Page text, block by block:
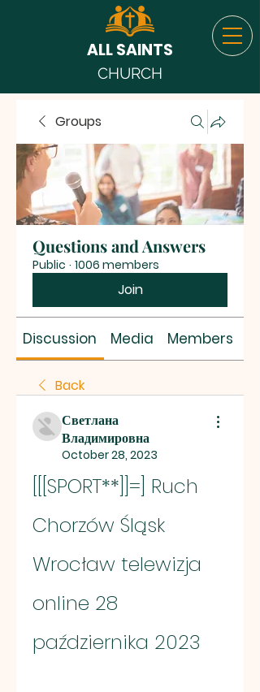
ALL SAINTS
CHURCH
Groups
Questions and Answers
Public · 1006 members
Join
Discussion Media Members
Back
Светлана
Владимировна
October 28, 2023
[[[SPORT**]]=] Ruch
Chorzów Śląsk
Wrocław telewizja
online 28
października 2023